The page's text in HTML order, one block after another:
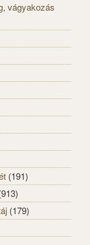
vágyakozás
(191)
(179)